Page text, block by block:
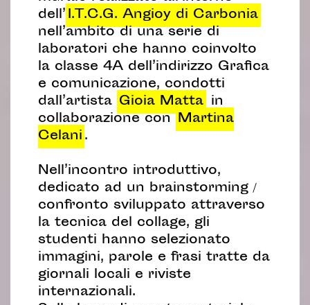
dell’I.T.C.G. Angioy di Carbonia
nell’ambito di una serie di
laboratori che hanno coinvolto
la classe 4A dell’indirizzo Grafica
e comunicazione, condotti
dall’artista Gioia Matta in
collaborazione conMartina
Celani.
Nell’incontro introduttivo,
dedicato ad un brainstorming /
confronto sviluppato attraverso
la tecnica del collage, gli
studenti hanno selezionato
immagini, parole e frasi tratte da
giornali locali e riviste
internazionali.